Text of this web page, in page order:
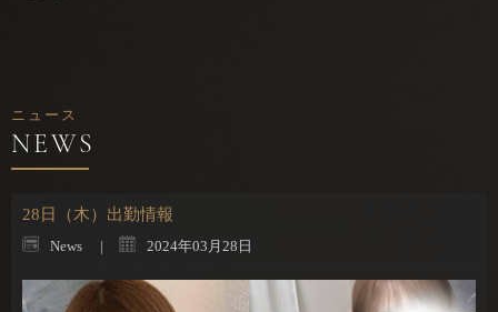
ニュース
28日（木）出勤情報
News 2024年03月28日